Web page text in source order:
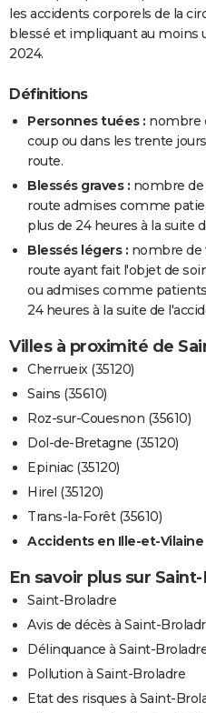
les accidents corporels de la
blessé et impliquant au moins
2024.
Définitions
Personnes tuées : nombre
coup ou dans les trente
route.
Blessés graves : nombre de
route admises comme
plus de 24 heures à la suite
Blessés légers : nombre de
route ayant fait l'objet de
ou admises comme
24 heures à la suite de
Villes à proximité de
Cherrueix (35120)
Sains (35610)
Roz-sur-Couesnon (35610)
Dol-de-Bretagne (35120)
Epiniac (35120)
Hirel (35120)
Trans-la-Forêt (35610)
Accidents en Ille-et-Vilaine
En savoir plus sur
Saint-Broladre
Avis de décès à Saint-
Délinquance à Saint-
Pollution à Saint-Broladre
Etat des risques à Saint-